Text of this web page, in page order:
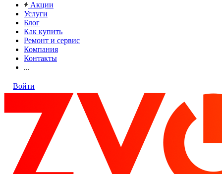
Акции
Услуги
Блог
Как купить
Ремонт и сервис
Компания
Контакты
...
Войти